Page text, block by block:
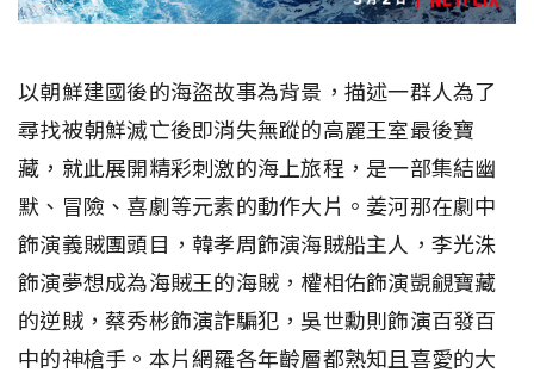
以朝鮮建國後的海盜故事為背景，描述一群人為了
尋找被朝鮮滅亡後即消失無蹤的高麗王室最後寶
藏，就此展開精彩刺激的海上旅程，是一部集結幽
默、冒險、喜劇等元素的動作大片。姜河那在劇中
飾演義賊團頭目，韓孝周飾演海賊船主人，李光洙
飾演夢想成為海賊王的海賊，權相佑飾演覬覦寶藏
的逆賊，蔡秀彬飾演詐騙犯，吳世勳則飾演百發百
中的神槍手。本片網羅各年齡層都熟知且喜愛的大